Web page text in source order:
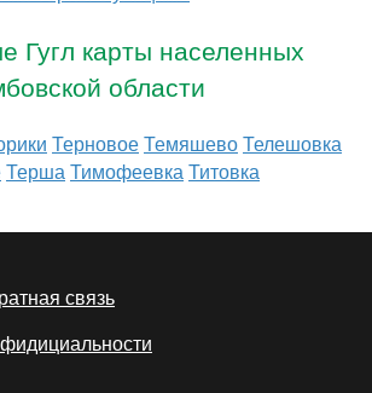
Гугл карты населенных
области
ТерновоеТемяшевоТелешовка
Терша Тимофеевка Титовка
связь